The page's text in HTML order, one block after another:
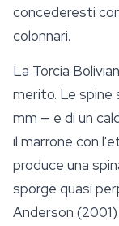
concederesti
colonnari.
La Torcia
merito. Le
mm — e di un
il marrone con
produce una
sporge quasi
Anderson (2001)